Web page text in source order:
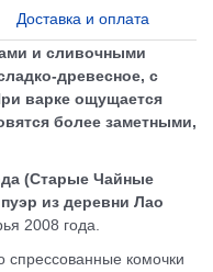
Доставка и оплата
и сливочными
древесное, с
варке ощущается
более заметными,
(Старые Чайные
из деревни Лао
2008 года.
спрессованные комочки